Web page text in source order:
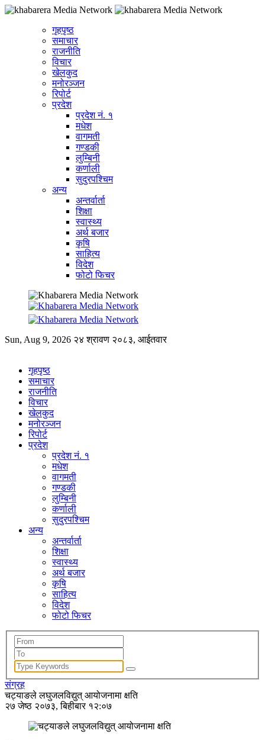
गृहपृष्ठ
समाचार
राजनीति
विचार
खेलकुद
मनोरञ्जन
रिपोर्ट
प्रदेश
प्रदेश नं. १
मधेश
वागमती
गण्डकी
लुम्बिनी
कर्णाली
सुदुरपश्चिम
अन्य
अन्तर्वार्ता
शिक्षा
स्वास्थ्य
अर्थ बजार
कृषि
साहित्य
विदेश
फोटो फिचर
Sun, Aug 9, 2026 २४ श्रावण २०८३, आईतवार
गृहपृष्ठ
समाचार
राजनीति
विचार
खेलकुद
मनोरञ्जन
रिपोर्ट
प्रदेश
प्रदेश नं. १
मधेश
वागमती
गण्डकी
लुम्बिनी
कर्णाली
सुदुरपश्चिम
अन्य
अन्तर्वार्ता
शिक्षा
स्वास्थ्य
अर्थ बजार
कृषि
साहित्य
विदेश
फोटो फिचर
संग्रह
चट्याङले लघुजलविद्युत् आयोजनामा क्षति
२७ जेष्ठ २०७३, बिहीबार १२:०७